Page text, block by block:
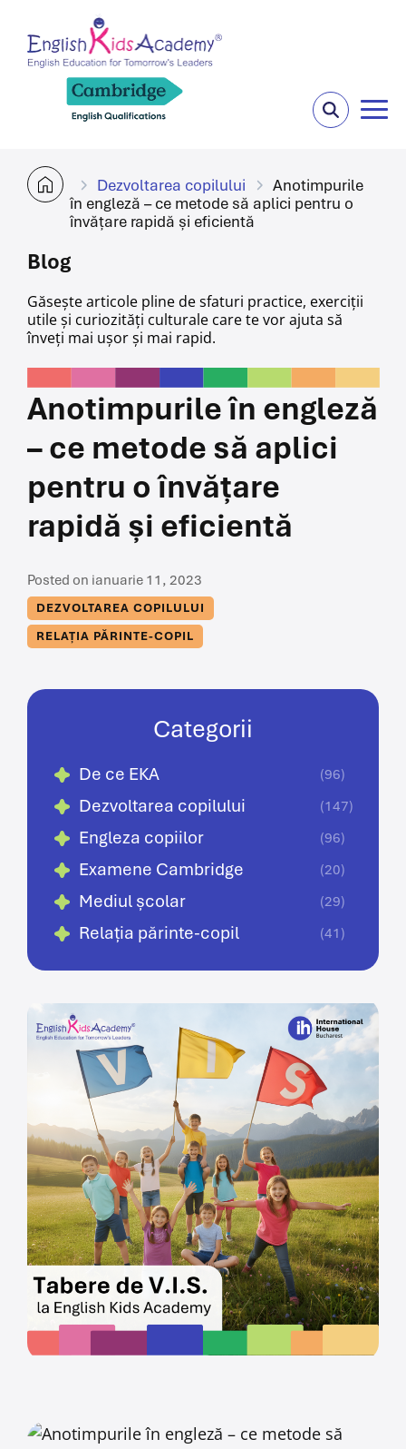
Dezvoltarea copilului
Anotimpurile
în engleză – ce metode să aplici pentru o
învățare rapidă și eficientă
Blog
Găsește articole pline de sfaturi practice, exerciții
utile și curiozități culturale care te vor ajuta să
înveți mai ușor și mai rapid.
Anotimpurile în engleză
– ce metode să aplici
pentru o învățare
rapidă și eficientă
Posted on ianuarie 11, 2023
DEZVOLTAREA COPILULUI
RELAȚIA PĂRINTE-COPIL
Categorii
De ce EKA (96)
Dezvoltarea copilului (147)
Engleza copiilor (96)
Examene Cambridge (20)
Mediul școlar (29)
Relația părinte-copil (41)